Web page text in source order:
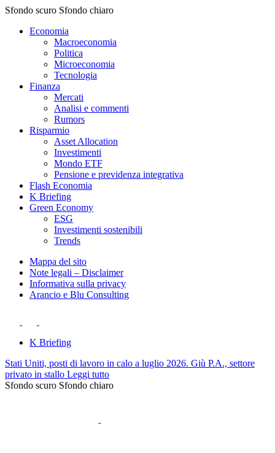
Sfondo scuro Sfondo chiaro
Economia
Macroeconomia
Politica
Microeconomia
Tecnologia
Finanza
Mercati
Analisi e commenti
Rumors
Risparmio
Asset Allocation
Investimenti
Mondo ETF
Pensione e previdenza integrativa
Flash Economia
K Briefing
Green Economy
ESG
Investimenti sostenibili
Trends
Mappa del sito
Note legali – Disclaimer
Informativa sulla privacy
Arancio e Blu Consulting
K Briefing
Stati Uniti, posti di lavoro in calo a luglio 2026. Giù P.A., settore
privato in stallo Leggi tutto
Sfondo scuro Sfondo chiaro